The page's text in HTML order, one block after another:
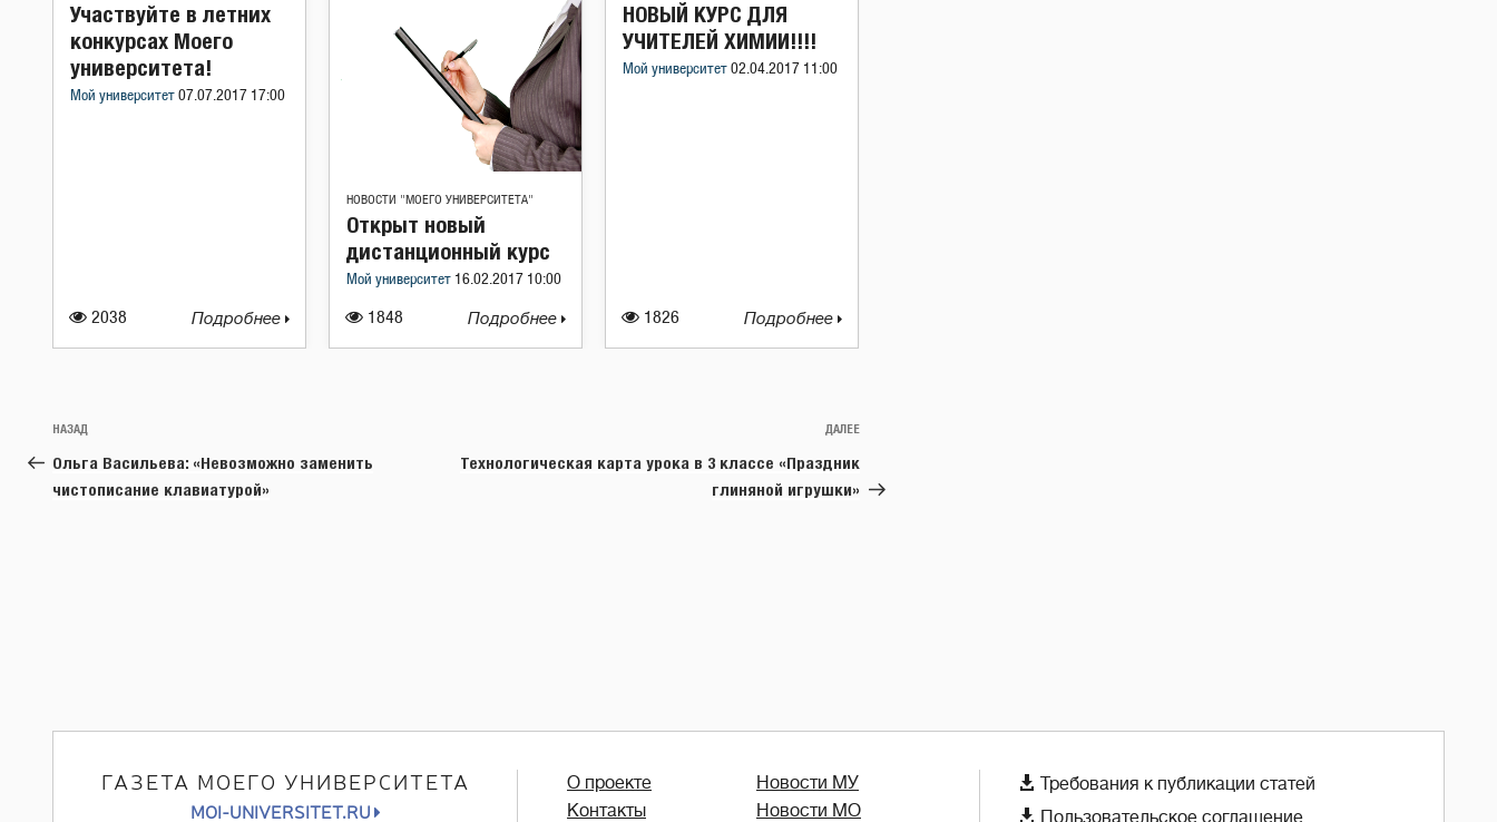
2038
Участвуйте в летних
конкурсах Моего
университета!
Мой университет 07.07.2017 17:00
Подробнее
НОВОСТИ "МОЕГО УНИВЕРСИТЕТА"
1848
Открыт новый
дистанционный курс
Мой университет 16.02.2017 10:00
Подробнее 1826
НОВЫЙ КУРС ДЛЯ
УЧИТЕЛЕЙ ХИМИИ!!!!
Мой университет 02.04.2017 11:00
Подробнее
Навигация
по
записям
Предыдущая
запись:
НАЗАД
Ольга Васильева: «Невозможно заменить
чистописание клавиатурой»
Следующая
запись
ДАЛЕЕ
Технологическая карта урока в 3 классе «Праздник
глиняной игрушки»
ГАЗЕТА МОЕГО УНИВЕРСИТЕТА
MOI-UNIVERSITET.RU
О проекте
Контакты
Новости МУ
Новости МО
 Требования к публикации статей
 Пользовательское соглашение